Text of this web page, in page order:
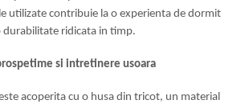
utilizate contribuie la o experienta de dormit
durabilitate ridicata in timp.
si intretinere usoara
acoperita cu o husa din tricot, un material